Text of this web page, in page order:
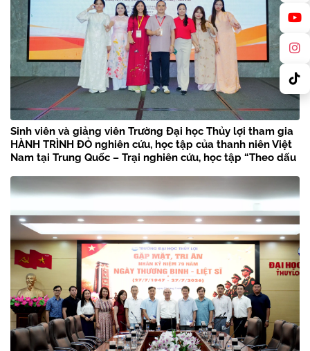
Sinh viên và giảng viên Trường Đại học Thủy lợi tham gia
HÀNH TRÌNH ĐỎ nghiên cứu, học tập của thanh niên Việt
Nam tại Trung Quốc – Trại nghiên cứu, học tập “Theo dấu